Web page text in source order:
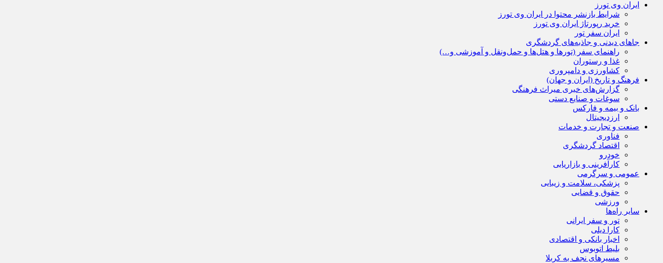
ایران وی تورز
شرایط بازنشر محتوا در ایران وی تورز
خرید رپورتاژ ایران وی تورز
ایران سفر تور
جاهای دیدنی و جاذبه‌های گردشگری
راهنمای سفر (تورها و هتل‌ها و حمل‌و‌نقل و آموزشی و…)
غذا و رستوران
کشاورزی و دامپروری
فرهنگ و تاریخ (ایران و جهان)
گزارش‌های خبری میراث فرهنگی
سوغات و صنایع دستی
بانک و بیمه و فارکس
ارزدیجیتال
صنعت و تجارت و خدمات
فناوری
اقتصاد گردشگری
خودرو
کارآفرینی و بازاریابی
عمومی و سرگرمی
پزشکی، سلامت و زیبایی
حقوق و قضایی
ورزشی
سایر راه‌ها
تور و سفر ایرانی
کارا دیلی
اخبار بانکی و اقتصادی
بلیط اتوبوس
مسیرهای نجف به کربلا